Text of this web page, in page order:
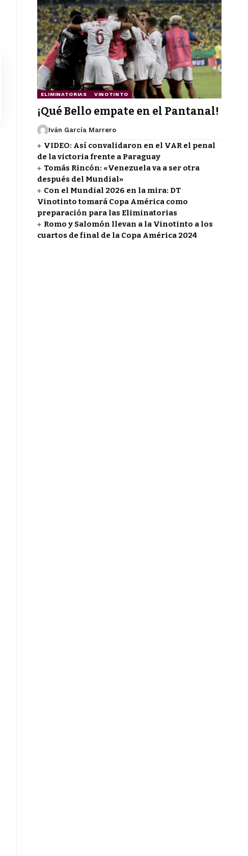
ELIMINATORIAS VINOTINTO
¡Qué Bello empate en el Pantanal!
Iván García Marrero
VIDEO: Así convalidaron en el VAR el penal
de la victoria frente a Paraguay
Tomás Rincón: «Venezuela va a ser otra
después del Mundial»
Con el Mundial 2026 en la mira: DT
Vinotinto tomará Copa América como
preparación para las Eliminatorias
Romo y Salomón llevan a la Vinotinto a los
cuartos de final de la Copa América 2024